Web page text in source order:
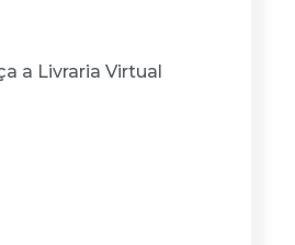
a Livraria Virtual